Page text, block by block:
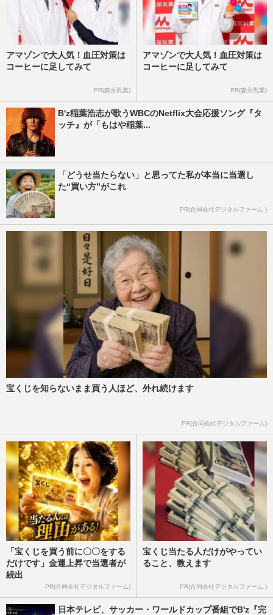
アマゾンで大人気！血圧対策は
コーヒーに足してみて
PR(森永乳業)
アマゾンで大人気！血圧対策は
コーヒーに足してみて
PR(森永乳業)
B'z稲葉浩志が歌うWBCのNetflix大会応援ソング『タ
ッチ』が「もはや稲葉...
「どうせ当たらない」と思ってた私が本当に当選し
た“買い方”がこれ
PR(合同会社デジタルファーム )
宝くじを知らないまま買う人ほど、外れ続けます
PR(合同会社デジタルファーム)
「宝くじを買う前に〇〇をする
だけです」金運上昇で当選者が
続出
PR(合同会社デジタルファーム)
宝くじ当たる人だけがやってい
ること、教えます
PR(合同会社デジタルファーム )
日本テレビ、サッカー・ワールドカップ番組でB'z『完